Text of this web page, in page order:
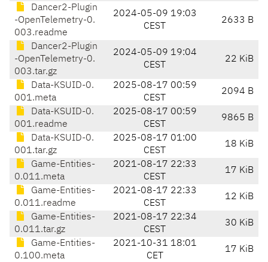
Dancer2-Plugin
-OpenTelemetry-0.
003.readme
2024-05-09 19:03
CEST
2633 B
Dancer2-Plugin
-OpenTelemetry-0.
003.tar.gz
2024-05-09 19:04
CEST
22 KiB
Data-KSUID-0.
001.meta
2025-08-17 00:59
CEST
2094 B
Data-KSUID-0.
001.readme
2025-08-17 00:59
CEST
9865 B
Data-KSUID-0.
001.tar.gz
2025-08-17 01:00
CEST
18 KiB
Game-Entities-
0.011.meta
2021-08-17 22:33
CEST
17 KiB
Game-Entities-
0.011.readme
2021-08-17 22:33
CEST
12 KiB
Game-Entities-
0.011.tar.gz
2021-08-17 22:34
CEST
30 KiB
Game-Entities-
0.100.meta
2021-10-31 18:01
CET
17 KiB